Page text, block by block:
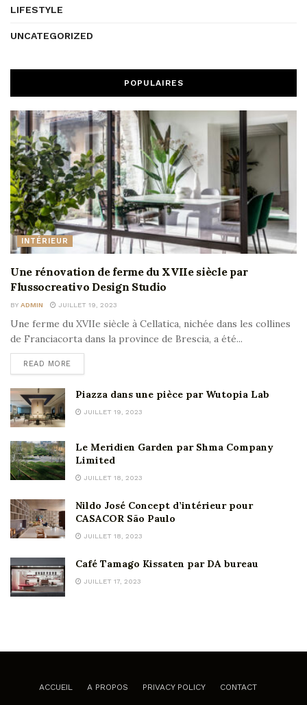
LIFESTYLE
UNCATEGORIZED
POPULAIRES
INTÉRIEUR
Une rénovation de ferme du XVIIe siècle par
Flussocreativo Design Studio
BY ADMIN JUILLET 19, 2023
Une ferme du XVIIe siècle à Cellatica, nichée dans les collines
de Franciacorta dans la province de Brescia, a été...
READ MORE
Piazza dans une pièce par Wutopia Lab
JUILLET 19, 2023
Le Meridien Garden par Shma Company
Limited
JUILLET 18, 2023
Nildo José Concept d’intérieur pour
CASACOR São Paulo
JUILLET 18, 2023
Café Tamago Kissaten par DA bureau
JUILLET 17, 2023
ACCUEIL A PROPOS PRIVACY POLICY CONTACT